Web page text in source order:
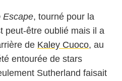
Escape, tourné pour la
peut-être oublié mais il a
de Kaley Cuoco, au
entourée de stars
Sutherland faisait